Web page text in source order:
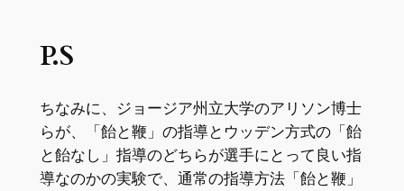
P.S
ちなみに、ジョージア州立大学のアリソン博士
らが、「飴と鞭」の指導とウッデン方式の「飴
と飴なし」指導のどちらが選手にとって良い指
導なのかの実験で、通常の指導方法「飴と鞭」